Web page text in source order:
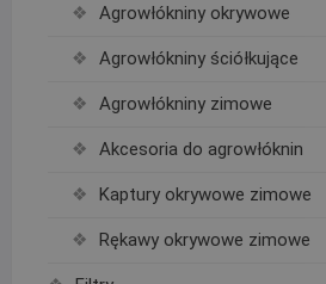
Agrowłókniny okrywowe
Agrowłókniny ściółkujące
Agrowłókniny zimowe
Akcesoria do agrowłóknin
Kaptury okrywowe zimowe
Rękawy okrywowe zimowe